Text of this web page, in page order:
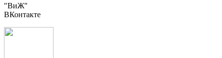
"ВиЖ"
ВКонтакте